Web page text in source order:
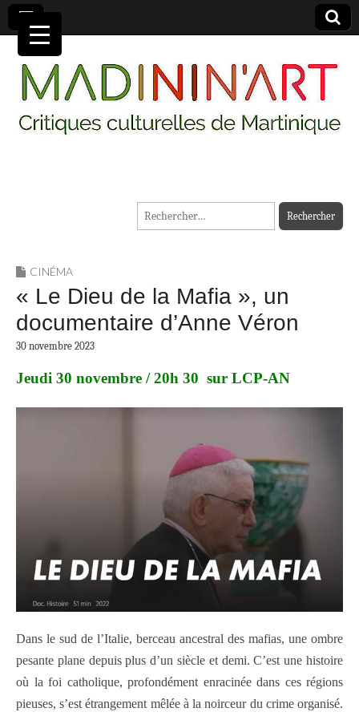
MADININ'ART
Rechercher :
CINÉMA
« Le Dieu de la Mafia », un
documentaire d’Anne Véron
30 novembre 2023
Jeudi 30 novembre / 20h 30 sur LCP-AN
Dans le sud de l’Italie, berceau ancestral des mafias, une ombre
pesante plane depuis plus d’un siècle et demi. C’est une histoire
où la foi catholique, profondément enracinée dans ces régions
pieuses, s’est étrangement mêlée à la noirceur du crime organisé.